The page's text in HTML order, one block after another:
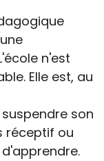
n'est
Elle est, au
son
réceptif ou